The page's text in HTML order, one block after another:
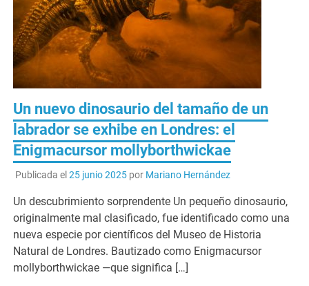
Un nuevo dinosaurio del tamaño de un
labrador se exhibe en Londres: el
Enigmacursor mollyborthwickae
Publicada el 25 junio 2025por Mariano Hernández
Un descubrimiento sorprendente Un pequeño dinosaurio,
originalmente mal clasificado, fue identificado como una
nueva especie por científicos del Museo de Historia
Natural de Londres. Bautizado como Enigmacursor
mollyborthwickae —que significa […]